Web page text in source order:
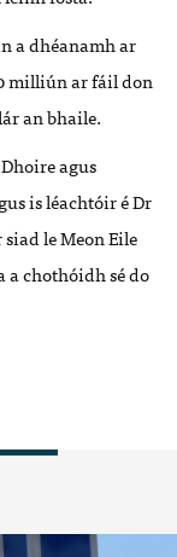
a dhéanamh ar
milliún ar fáil don
an bhaile.
agus
is léachtóir é Dr
le Meon Eile
a chothóidh sé do